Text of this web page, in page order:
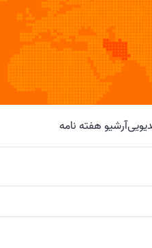
آرشیو هفته نامه